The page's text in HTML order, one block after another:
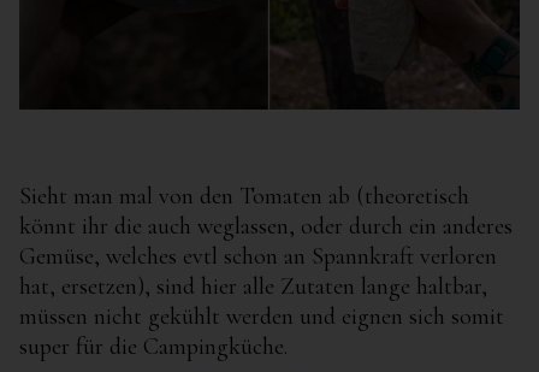
Sieht man mal von den Tomaten ab (theoretisch
könnt ihr die auch weglassen, oder durch ein anderes
Gemüse, welches evtl schon an Spannkraft verloren
hat, ersetzen), sind hier alle Zutaten lange haltbar,
müssen nicht gekühlt werden und eignen sich somit
super für die Campingküche.